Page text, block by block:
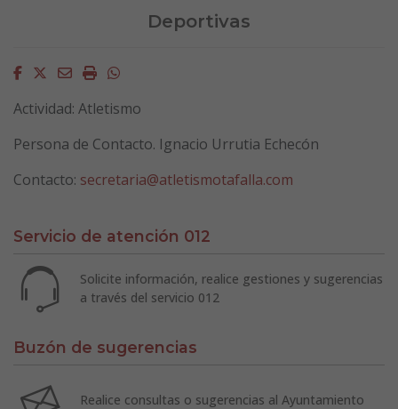
Deportivas
Facebook
Twitter
EmailImprimirWhatsapp
Actividad: Atletismo
Persona de Contacto. Ignacio Urrutia Echecón
Contacto: secretaria@atletismotafalla.com
Servicio de atención 012
Solicite información, realice gestiones y sugerencias
a través del servicio 012
Buzón de sugerencias
Realice consultas o sugerencias al Ayuntamiento